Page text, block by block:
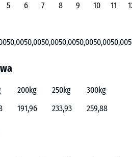
5 6 7 8 9 10 11
50,0050,0050,0050,0050,0050,0050,00
200kg 250kg
300kg
191,96 233,93 259,88